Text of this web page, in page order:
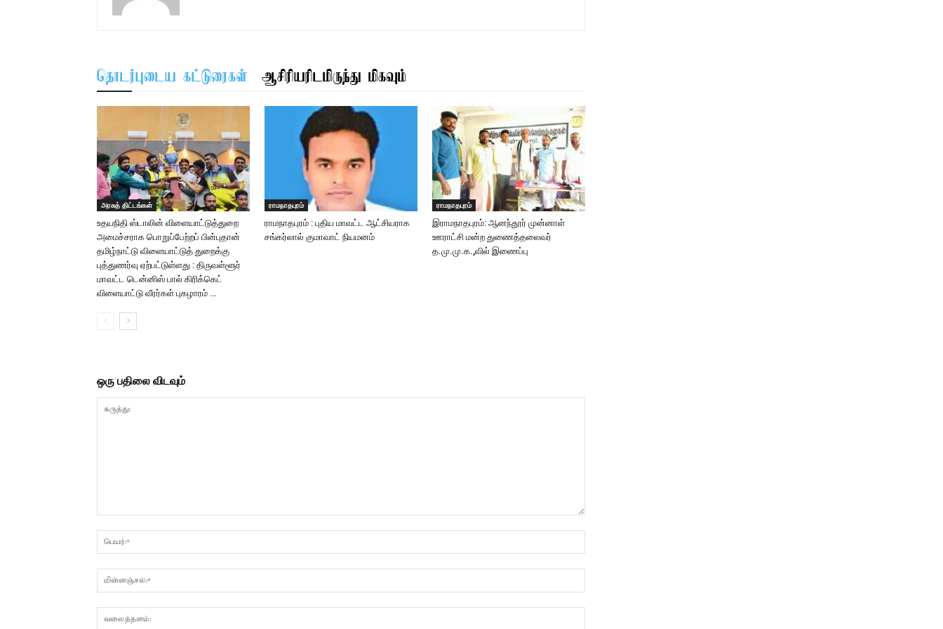
தொடர்புடைய கட்டுரைகள் ஆசிரியரிடமிருந்து மிகவும்
அரசுத் திட்டங்கள்
உதயநிதி ஸ்டாலின் விளையாட்டுத்துறை
அமைச்சராக பொறுப்பேற்றப் பின்புதான்
தமிழ்நாட்டு விளையாட்டுத் துறைக்கு
புத்துணர்வு ஏற்பட்டுள்ளது : திருவள்ளூர்
மாவட்ட டென்னிஸ் பால் கிரிக்கெட்
விளையாட்டு வீரர்கள் புகழாரம் …
ராமநாதபுரம்
ராமநாதபுரம் : புதிய மாவட்ட ஆட்சியராக
சங்கர்லால் குமாவாட் நியமனம்
ராமநாதபுரம்
இராமநாதபுரம்: ஆனந்தூர் முன்னாள்
ஊராட்சி மன்ற துணைத்தலைவர்
த.மு.மு.க.,வில் இணைப்பு
ஒரு பதிலை விடவும்